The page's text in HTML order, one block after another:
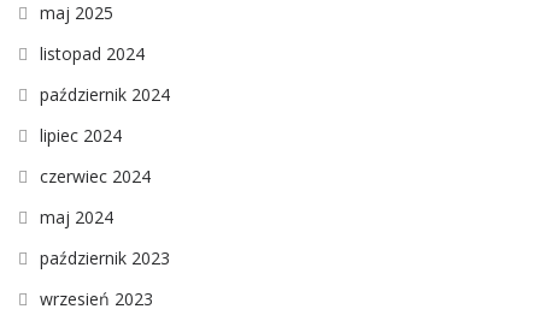
maj 2025
listopad 2024
październik 2024
lipiec 2024
czerwiec 2024
maj 2024
październik 2023
wrzesień 2023